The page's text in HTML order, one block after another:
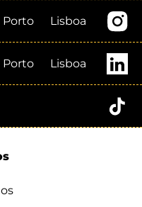
Porto Lisboa
Porto Lisboa